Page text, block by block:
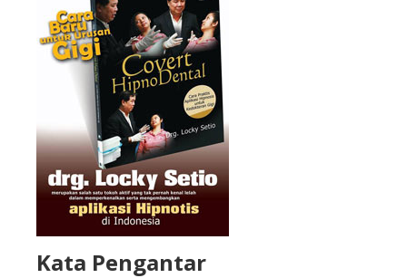
Kata Pengantar